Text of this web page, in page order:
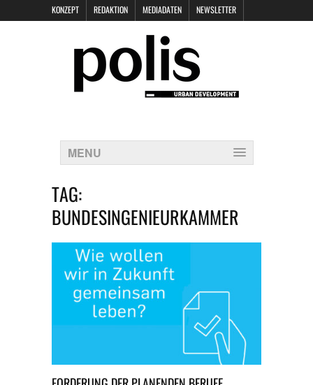
KONZEPT REDAKTION MEDIADATEN NEWSLETTER
DATENSCHUTZ
MENU
TAG:
BUNDESINGENIEURKAMMER